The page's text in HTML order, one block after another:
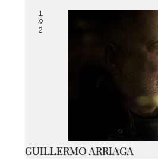
_MG_1746 AS
COPY
1
9
2
GUILLERMO ARRIAGA